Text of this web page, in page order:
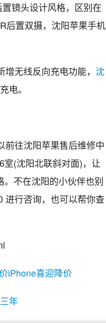
镜头设计风格，区别在
后置双摄，沈阳苹果手机
无线反向充电功能， 沈
电。
往沈阳苹果售后维修中
(沈阳北联斜对面)，让
不在沈阳的小伙伴也别
进行咨询，也可以帮你查
iPhone喜迎降价
年